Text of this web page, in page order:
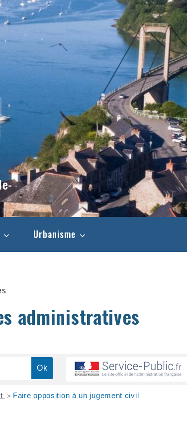
Urbanisme
administratives
> Faire opposition à un jugement civil